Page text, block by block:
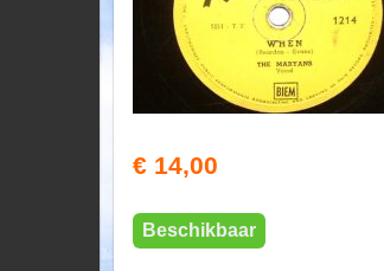
€ 14,00
Beschikbaar